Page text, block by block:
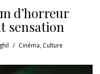
d’horreur
sensation
Cinéma, Culture